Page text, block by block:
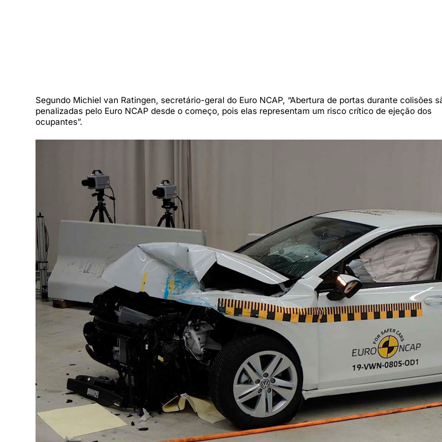
Segundo Michiel van Ratingen, secretário-geral do Euro NCAP, “Abertura de portas durante colisões
penalizadas pelo Euro NCAP desde o começo, pois elas representam um risco crítico de ejeção dos
ocupantes”.